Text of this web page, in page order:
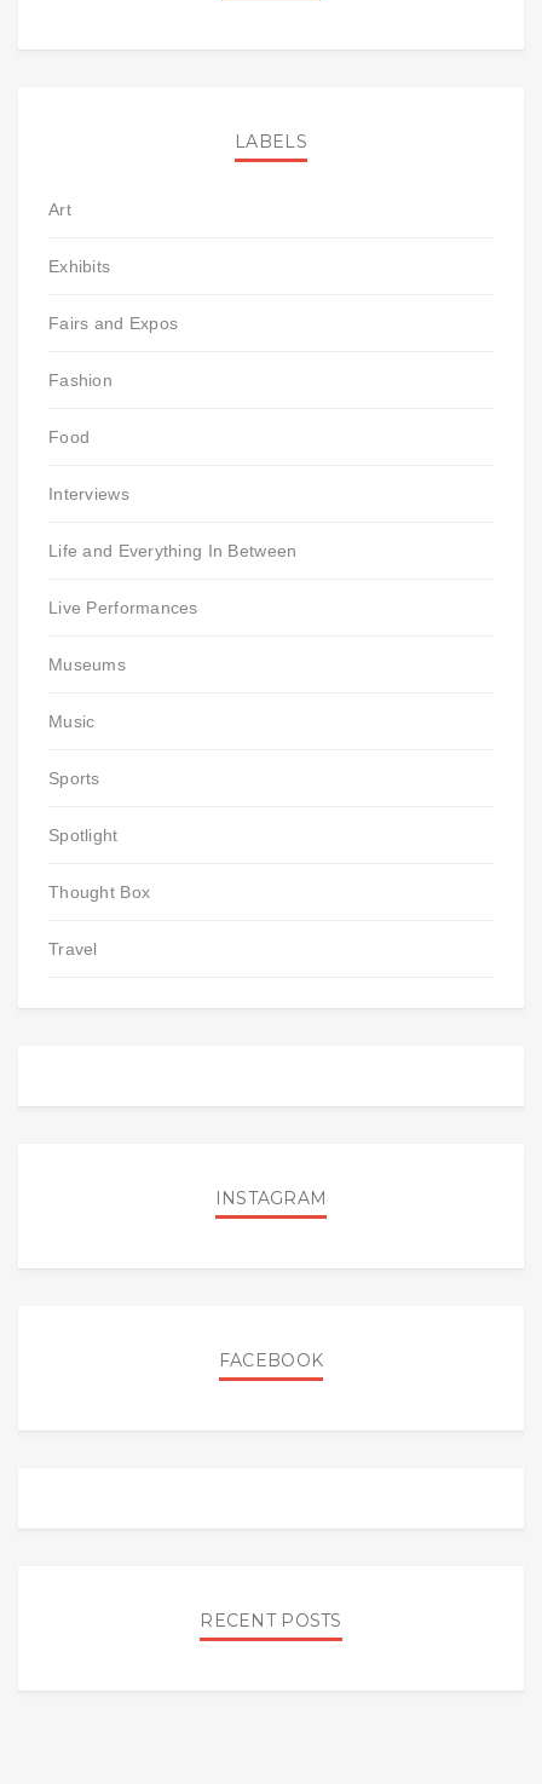
LABELS
Art
Exhibits
Fairs and Expos
Fashion
Food
Interviews
Life and Everything In Between
Live Performances
Museums
Music
Sports
Spotlight
Thought Box
Travel
INSTAGRAM
FACEBOOK
RECENT POSTS